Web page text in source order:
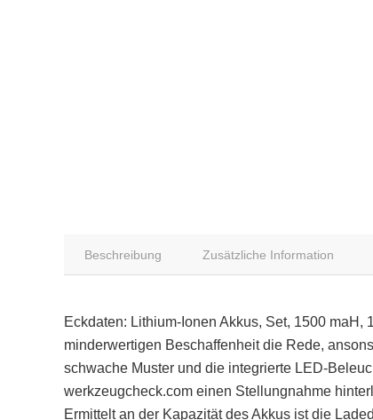
Beschreibung Zusätzliche Information
Eckdaten: Lithium-Ionen Akkus, Set, 1500
minderwertigen Beschaffenheit die Rede,
schwache Muster und die integrierte LED-
werkzeugcheck.com einen Stellungnahme
Ermittelt an der Kapazität des Akkus ist die